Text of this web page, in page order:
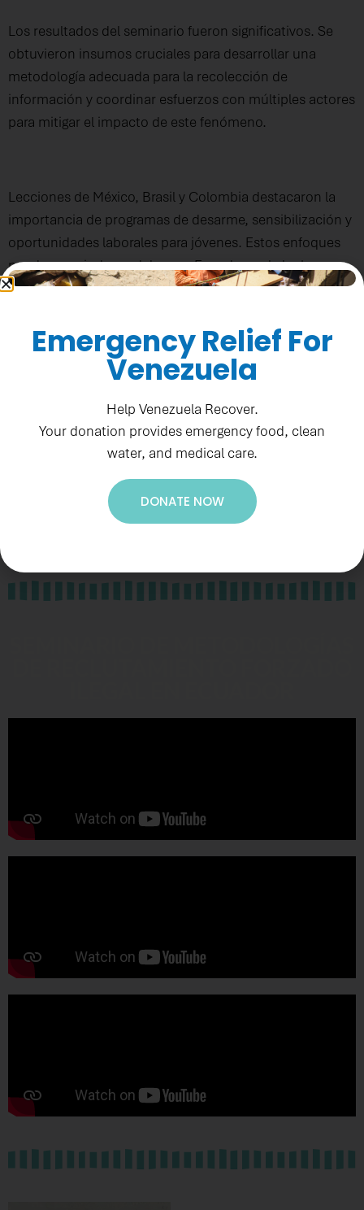
Los resultados del seminario fueron significativos. Se
obtuvieron insumos cruciales para desarrollar una
metodología adecuada para la recolección de
información y coordinar esfuerzos con múltiples actores
para mitigar el impacto de este fenómeno.
Lecciones de México, Brasil y Colombia destacaron la
importancia de programas de desarme, sensibilización y
oportunidades laborales para jóvenes. Estos enfoques
pueden servir de modelo para Ecuador en la lucha
contra el reclutamiento forzado.
El estudio que realizará el programa “Comunidades
Seguras” de PADF busca ampliar la información sobre el
reclutamiento forzado en Ecuador para diseñar políticas
de prevención y manejo de jóvenes en riesgo. Es
esencial incluir alertas tempranas y enfocarse en la
judicialización de los reclutadores. Ecuador debe
enfrentar este delito para proteger a su juventud y
asegurar un futuro mejor para el país y la región.
Emergency Relief For
Venezuela
Help Venezuela Recover.
Your donation provides emergency food, clean
water, and medical care.
DONATE NOW